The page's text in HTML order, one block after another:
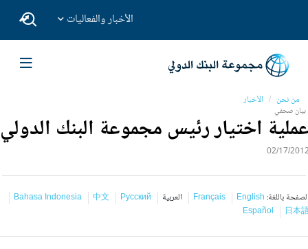
الأخبار والفعاليات
من نحن الأخبار
بيان صحفي
اختيار رئيس مجموعة البنك الدولي
02/17/
باللغة:English
Français العربية Русский
中文
Bahasa Indonesia
日本
Español